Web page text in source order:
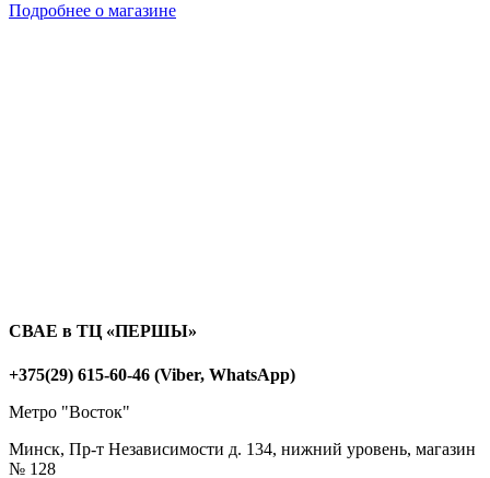
Подробнее о магазине
СВАЕ в ТЦ «ПЕРШЫ»
+375(29) 615-60-46 (Viber, WhatsApp)
Метро "Восток"
Минск, Пр-т Независимости д. 134, нижний уровень, магазин
№ 128